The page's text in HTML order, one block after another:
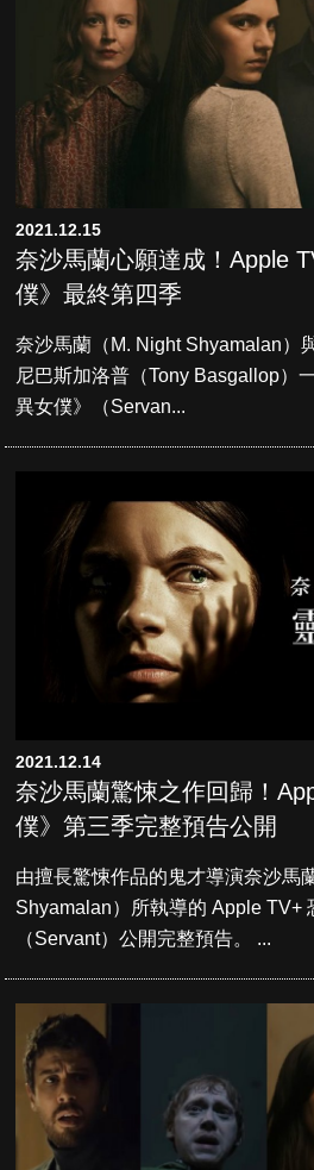
2021.12.15
奈沙馬蘭心願達成！Apple
僕》最終第四季
奈沙馬蘭（M. Night Shyamalan）
尼巴斯加洛普（Tony Basgallop）
異女僕》（Servan...
2021.12.14
奈沙馬蘭驚悚之作回歸！
僕》第三季完整預告公開
由擅長驚悚作品的鬼才導演奈沙馬
Shyamalan）所執導的 Apple TV+
（Servant）公開完整預告。 ...